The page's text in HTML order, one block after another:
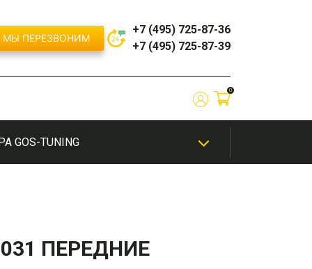
МЫ ПЕРЕЗВОНИМ
+7 (495) 725-87-36
+7 (495) 725-87-39
0
Решетки радиатора / Маски
GOS-TUNING
ПЕРЕДНИЕ